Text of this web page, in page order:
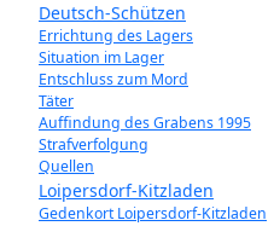
Deutsch-Schützen
Errichtung des Lagers
Situation im Lager
Entschluss zum Mord
Täter
Auffindung des Grabens 1995
Strafverfolgung
Quellen
Loipersdorf-Kitzladen
Gedenkort Loipersdorf-Kitzladen